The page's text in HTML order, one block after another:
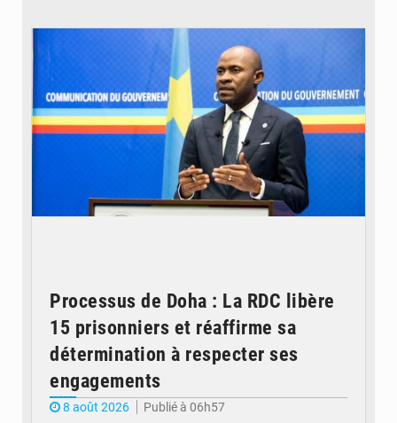
Processus de Doha : La RDC libère
15 prisonniers et réaffirme sa
détermination à respecter ses
engagements
8 août 2026
Publié à 06h57